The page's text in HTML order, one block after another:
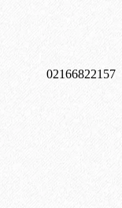
02166822157